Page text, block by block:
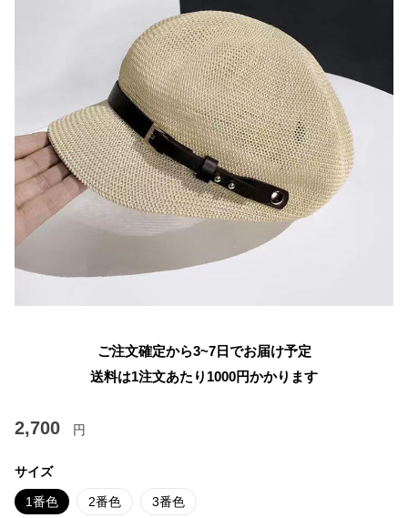
ご注文確定から3~7日でお届け予定
送料は1注文あたり 1000円かかります
2,700 円
サイズ
1番色 2番色 3番色